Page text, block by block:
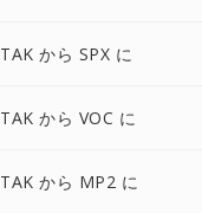
TAK から SPX に
TAK から VOC に
TAK から MP2 に